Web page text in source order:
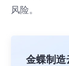
风险。
金蝶制造